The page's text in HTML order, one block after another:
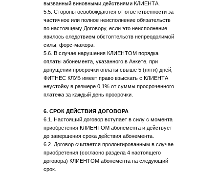
вызванный виновными действиями КЛИЕНТА.
5.5. Стороны освобождаются от ответственности за
частичное или полное неисполнение обязательств
по настоящему Договору, если это неисполнение
явилось следствием обстоятельств непреодолимой
силы, форс-мажора.
5.6. В случае нарушения КЛИЕНТОМ порядка
оплаты абонемента, указанного в Анкете, при
допущении просрочки оплаты свыше 5 (пяти) дней,
ФИТНЕС КЛУБ имеет право взыскать с КЛИЕНТА
неустойку в размере 0,1% от суммы просроченного
платежа за каждый день просрочки.
6. СРОК ДЕЙСТВИЯ ДОГОВОРА
6.1. Настоящий договор вступает в силу с момента
приобретения КЛИЕНТОМ абонемента и действует
до завершения срока действия абонемента.
6.2. Договор считается пролонгированным в случае
приобретения (согласно раздела 4 настоящего
договора) КЛИЕНТОМ абонемента на следующий
срок.